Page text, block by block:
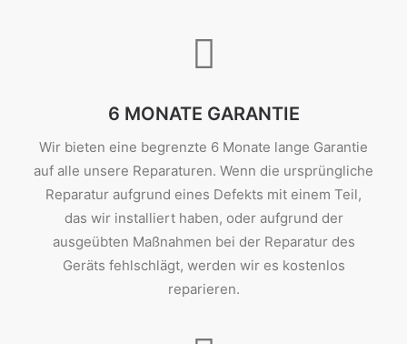
6 MONATE GARANTIE
Wir bieten eine begrenzte 6 Monate lange Garantie
auf alle unsere Reparaturen. Wenn die ursprüngliche
Reparatur aufgrund eines Defekts mit einem Teil,
das wir installiert haben, oder aufgrund der
ausgeübten Maßnahmen bei der Reparatur des
Geräts fehlschlägt, werden wir es kostenlos
reparieren.